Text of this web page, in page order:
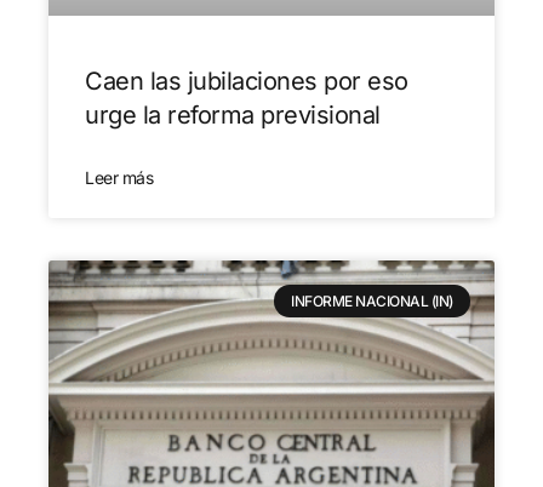
Caen las jubilaciones por eso
urge la reforma previsional
Leer más
INFORME NACIONAL (IN)